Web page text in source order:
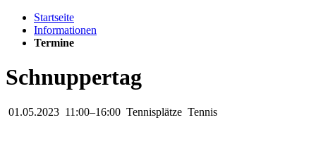
Startseite
Informationen
Termine
Schnuppertag
01.05.2023 11:00–16:00 Tennisplätze Tennis